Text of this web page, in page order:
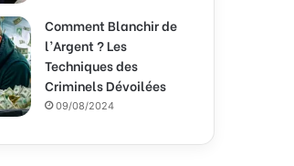
Comment Blanchir de
l’Argent ? Les
Techniques des
Criminels Dévoilées
09/08/2024